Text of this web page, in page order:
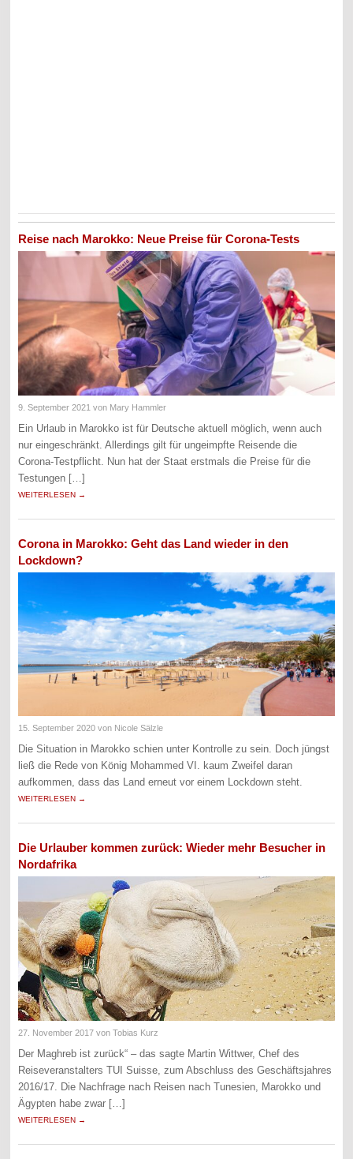
Reise nach Marokko: Neue Preise für Corona-Tests
9. September 2021 von Mary Hammler
Ein Urlaub in Marokko ist für Deutsche aktuell möglich, wenn auch
nur eingeschränkt. Allerdings gilt für ungeimpfte Reisende die
Corona-Testpflicht. Nun hat der Staat erstmals die Preise für die
Testungen […]
WEITERLESEN →
Corona in Marokko: Geht das Land wieder in den
Lockdown?
15. September 2020 von Nicole Sälzle
Die Situation in Marokko schien unter Kontrolle zu sein. Doch jüngst
ließ die Rede von König Mohammed VI. kaum Zweifel daran
aufkommen, dass das Land erneut vor einem Lockdown steht.
WEITERLESEN →
Die Urlauber kommen zurück: Wieder mehr Besucher in
Nordafrika
27. November 2017 von Tobias Kurz
Der Maghreb ist zurück“ – das sagte Martin Wittwer, Chef des
Reiseveranstalters TUI Suisse, zum Abschluss des Geschäftsjahres
2016/17. Die Nachfrage nach Reisen nach Tunesien, Marokko und
Ägypten habe zwar […]
WEITERLESEN →